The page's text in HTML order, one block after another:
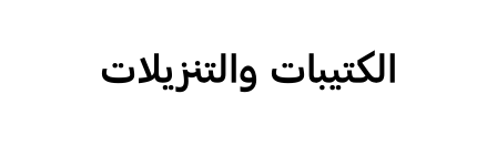
الكتيبات والتنزيلات